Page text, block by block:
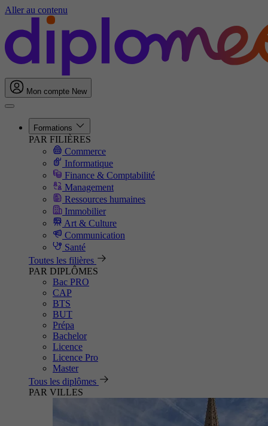
Aller au contenu
Mon compte New
Formations
PAR FILIÈRES
Commerce
Informatique
Finance & Comptabilité
Management
Ressources humaines
Immobilier
Art & Culture
Communication
Santé
Toutes les filières
PAR DIPLÔMES
Bac PRO
CAP
BTS
BUT
Prépa
Bachelor
Licence
Licence Pro
Master
Tous les diplômes
PAR VILLES